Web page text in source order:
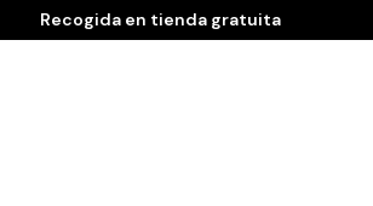
Recogida en tienda gratuita